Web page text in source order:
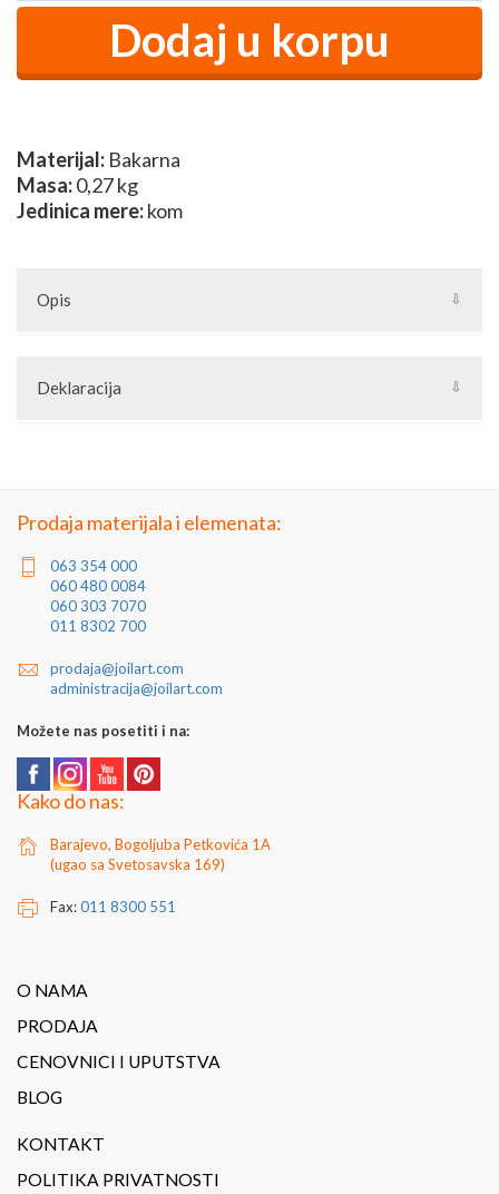
Materijal: Bakarna
Masa:0,27 kg
Jedinica mere:kom
Opis
nanošenjem malih slojeva boje "patine" na već ofarbane
konstrukcije. Nanošenjem "patine" naglašava se tekstura
Deklaracija
Prodaja materijala i elemenata:
063 354 000
060 480 0084
060 303 7070
011 8302 700
prodaja@joilart.com
administracija@joilart.com
Možete nas posetiti i na:
Kako do nas:
Barajevo, Bogoljuba Petkovića 1A
(ugao sa Svetosavska 169)
Fax:011 8300 551
O NAMA
PRODAJA
CENOVNICI I UPUTSTVA
BLOG
KONTAKT
POLITIKA PRIVATNOSTI